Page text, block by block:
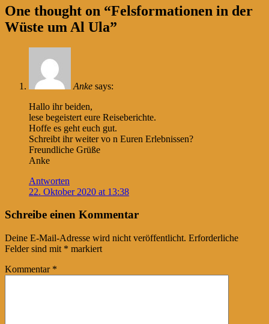
Post
navigation
←
→
One thought on “Felsformationen in der
Wüste um Al Ula”
Anke says:
Hallo ihr beiden,
lese begeistert eure Reiseberichte.
Hoffe es geht euch gut.
Schreibt ihr weiter vo n Euren Erlebnissen?
Freundliche Grüße
Anke
Antworten
22. Oktober 2020 at 13:38
Schreibe einen Kommentar
Deine E-Mail-Adresse wird nicht veröffentlicht. Erforderliche
Felder sind mit * markiert
Kommentar *